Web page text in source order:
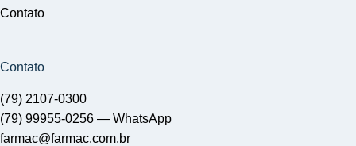
Contato
Contato
(79) 2107-0300
(79) 99955-0256 — WhatsApp
farmac@farmac.com.br